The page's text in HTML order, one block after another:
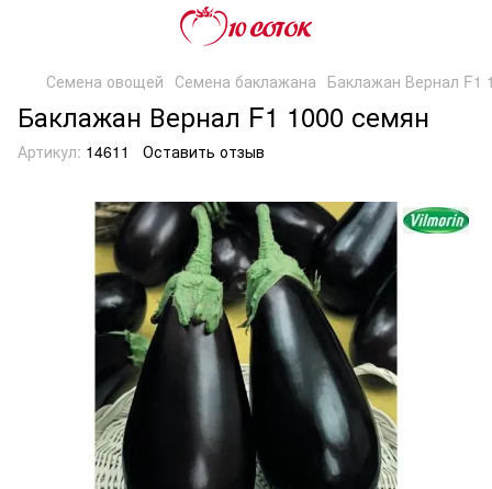
Семена овощей Семена баклажана Баклажан Вернал F1
Баклажан Вернал F1 1000 семян
Артикул: 14611 Оставить отзыв